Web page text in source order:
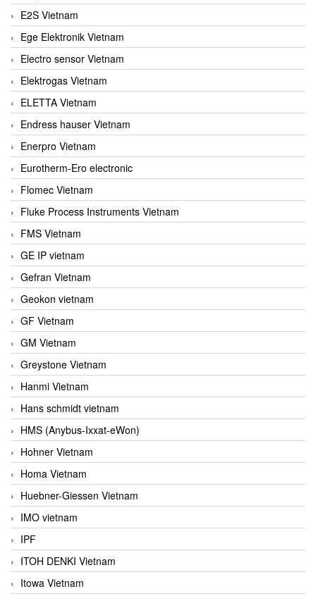
E2S Vietnam
Ege Elektronik Vietnam
Electro sensor Vietnam
Elektrogas Vietnam
ELETTA Vietnam
Endress hauser Vietnam
Enerpro Vietnam
Eurotherm-Ero electronic
Flomec Vietnam
Fluke Process Instruments Vietnam
FMS Vietnam
GE IP vietnam
Gefran Vietnam
Geokon vietnam
GF Vietnam
GM Vietnam
Greystone Vietnam
Hanmi Vietnam
Hans schmidt vietnam
HMS (Anybus-Ixxat-eWon)
Hohner Vietnam
Homa Vietnam
Huebner-Giessen Vietnam
IMO vietnam
IPF
ITOH DENKI Vietnam
Itowa Vietnam